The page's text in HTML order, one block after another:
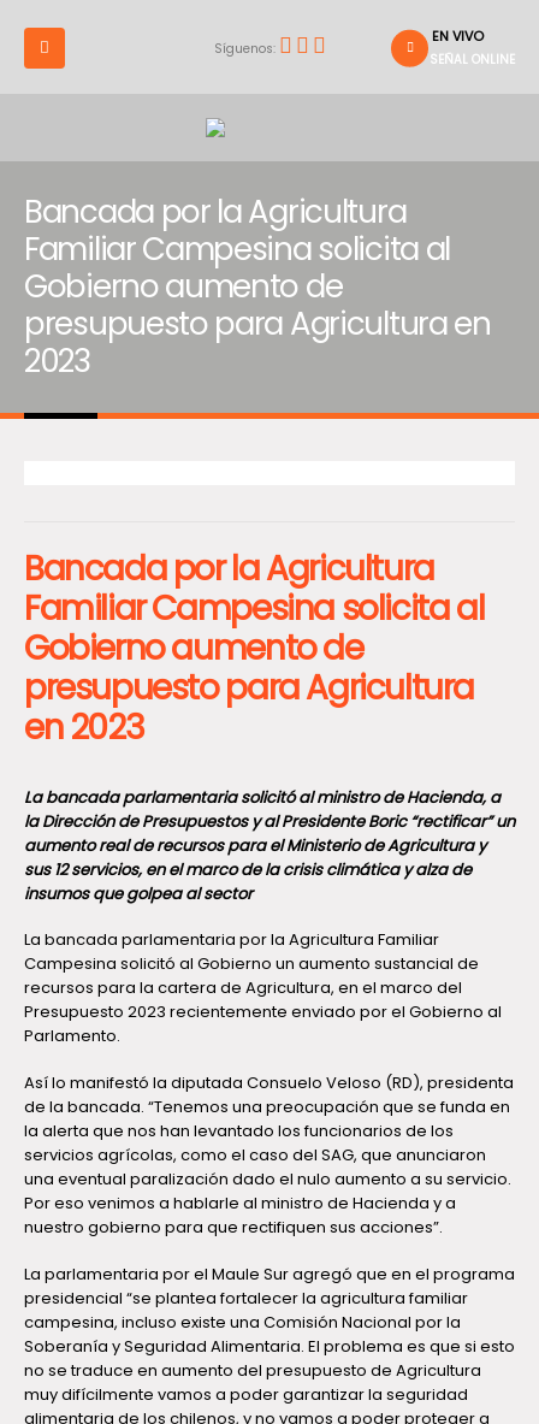
Síguenos:
EN VIVO
SEÑAL ONLINE
Bancada por la Agricultura
Familiar Campesina solicita al
Gobierno aumento de
presupuesto para Agricultura en
2023
Bancada por la Agricultura
Familiar Campesina solicita al
Gobierno aumento de
presupuesto para Agricultura
en 2023
La bancada parlamentaria solicitó al ministro de Hacienda, a
la Dirección de Presupuestos y al Presidente Boric “rectificar” un
aumento real de recursos para el Ministerio de Agricultura y
sus 12 servicios, en el marco de la crisis climática y alza de
insumos que golpea al sector
La bancada parlamentaria por la Agricultura Familiar
Campesina solicitó al Gobierno un aumento sustancial de
recursos para la cartera de Agricultura, en el marco del
Presupuesto 2023 recientemente enviado por el Gobierno al
Parlamento.
Así lo manifestó la diputada Consuelo Veloso (RD), presidenta
de la bancada. “Tenemos una preocupación que se funda en
la alerta que nos han levantado los funcionarios de los
servicios agrícolas, como el caso del SAG, que anunciaron
una eventual paralización dado el nulo aumento a su servicio.
Por eso venimos a hablarle al ministro de Hacienda y a
nuestro gobierno para que rectifiquen sus acciones”.
La parlamentaria por el Maule Sur agregó que en el programa
presidencial “se plantea fortalecer la agricultura familiar
campesina, incluso existe una Comisión Nacional por la
Soberanía y Seguridad Alimentaria. El problema es que si esto
no se traduce en aumento del presupuesto de Agricultura
muy difícilmente vamos a poder garantizar la seguridad
alimentaria de los chilenos, y no vamos a poder proteger a